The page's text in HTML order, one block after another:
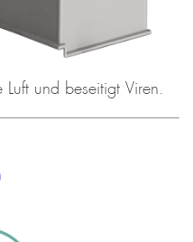
Luft und beseitigt Viren.